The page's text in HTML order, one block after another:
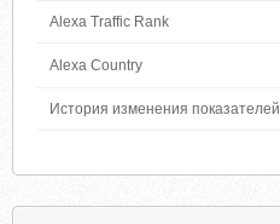
Alexa Traffic Rank
Alexa Country
История изменения показателей